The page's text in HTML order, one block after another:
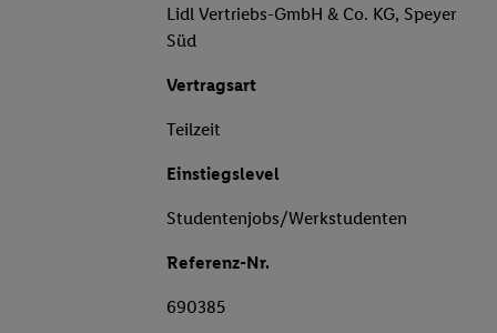
Lidl Vertriebs-GmbH & Co. KG, Speyer
Süd
Vertragsart
Teilzeit
Einstiegslevel
Studentenjobs/Werkstudenten
Referenz-Nr.
690385